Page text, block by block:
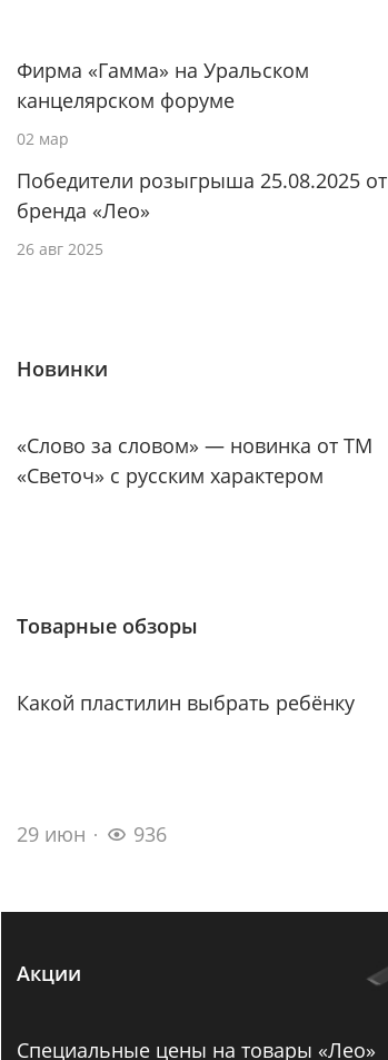
Фирма «Гамма» на Уральском
канцелярском форуме
02 мар
Победители розыгрыша 25.08.2025 от
бренда «Лео»
26 авг 2025
Новинки
«Слово за словом» — новинка от ТМ
«Светоч» с русским характером
Товарные обзоры
Какой пластилин выбрать ребёнку
29 июн 936
Акции
Специальные цены на товары «Лео»